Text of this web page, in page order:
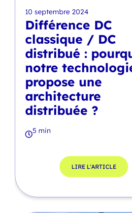
10 septembre 2024
Différence DC
classique / DC
distribué :
notre
propose une
architecture
distribuée ?
5 min
LIRE L'ARTICLE